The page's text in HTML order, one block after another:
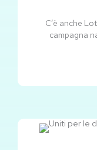
C’è anche
campagna